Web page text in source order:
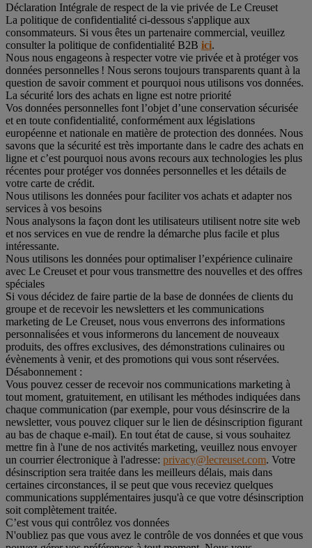
Déclaration Intégrale de respect de la vie privée de Le Creuset
La politique de confidentialité ci-dessous s'applique aux
consommateurs. Si vous êtes un partenaire commercial, veuillez
consulter la politique de confidentialité B2B ici.
Nous nous engageons à respecter votre vie privée et à protéger vos
données personnelles ! Nous serons toujours transparents quant à la
question de savoir comment et pourquoi nous utilisons vos données.
La sécurité lors des achats en ligne est notre priorité
Vos données personnelles font l’objet d’une conservation sécurisée
et en toute confidentialité, conformément aux législations
européenne et nationale en matière de protection des données. Nous
savons que la sécurité est très importante dans le cadre des achats en
ligne et c’est pourquoi nous avons recours aux technologies les plus
récentes pour protéger vos données personnelles et les détails de
votre carte de crédit.
Nous utilisons les données pour faciliter vos achats et adapter nos
services à vos besoins
Nous analysons la façon dont les utilisateurs utilisent notre site web
et nos services en vue de rendre la démarche plus facile et plus
intéressante.
Nous utilisons les données pour optimaliser l’expérience culinaire
avec Le Creuset et pour vous transmettre des nouvelles et des offres
spéciales
Si vous décidez de faire partie de la base de données de clients du
groupe et de recevoir les newsletters et les communications
marketing de Le Creuset, nous vous enverrons des informations
personnalisées et vous informerons du lancement de nouveaux
produits, des offres exclusives, des démonstrations culinaires ou
évènements à venir, et des promotions qui vous sont réservées.
Désabonnement :
Vous pouvez cesser de recevoir nos communications marketing à
tout moment, gratuitement, en utilisant les méthodes indiquées dans
chaque communication (par exemple, pour vous désinscrire de la
newsletter, vous pouvez cliquer sur le lien de désinscription figurant
au bas de chaque e-mail). En tout état de cause, si vous souhaitez
mettre fin à l'une de nos activités marketing, veuillez nous envoyer
un courrier électronique à l'adresse: privacy@lecreuset.com. Votre
désinscription sera traitée dans les meilleurs délais, mais dans
certaines circonstances, il se peut que vous receviez quelques
communications supplémentaires jusqu'à ce que votre désinscription
soit complètement traitée.
C’est vous qui contrôlez vos données
N'oubliez pas que vous avez le contrôle de vos données et que vous